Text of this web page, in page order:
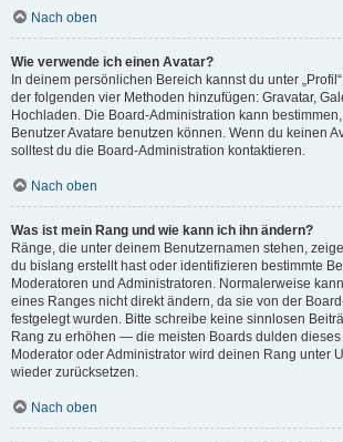
Nach oben
Wie verwende ich einen Avatar?
In deinem persönlichen Bereich kannst du unter
der folgenden vier Methoden hinzufügen: Gravatar,
Hochladen. Die Board-Administration kann
Benutzer Avatare benutzen können. Wenn du keinen
solltest du die Board-Administration kontaktieren.
Nach oben
Was ist mein Rang und wie kann ich ihn ändern?
Ränge, die unter deinem Benutzernamen stehen,
du bislang erstellt hast oder identifizieren bestimmte
Moderatoren und Administratoren. Normalerweise
eines Ranges nicht direkt ändern, da sie von der
festgelegt wurden. Bitte schreibe keine sinnlosen
Rang zu erhöhen — die meisten Boards dulden
Moderator oder Administrator wird deinen Rang unter
wieder zurücksetzen.
Nach oben